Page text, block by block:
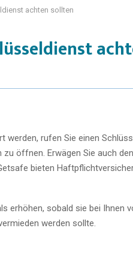
achten sollten
werden, rufen Sie einen
öffnen. Erwägen Sie auch
bieten
erhöhen, sobald sie bei Ihnen
werden sollte.